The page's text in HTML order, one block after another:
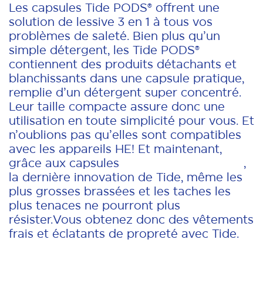
Les capsules Tide PODS® offrent une
solution de lessive 3 en 1 à tous vos
problèmes de saleté. Bien plus qu’un
simple détergent, les Tide PODS®
contiennent des produits détachants et
blanchissants dans une capsule pratique,
remplie d’un détergent super concentré.
Leur taille compacte assure donc une
utilisation en toute simplicité pour vous. Et
n’oublions pas qu’elles sont compatibles
avec les appareils HE! Et maintenant,
grâce aux capsules
,
la dernière innovation de Tide, même les
plus grosses brassées et les taches les
plus tenaces ne pourront plus
résister.Vous obtenez donc des vêtements
frais et éclatants de propreté avec Tide.